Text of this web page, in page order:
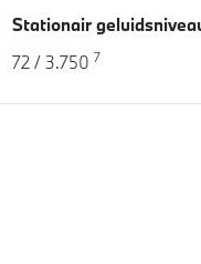
Stationair
72 / 3.750 7